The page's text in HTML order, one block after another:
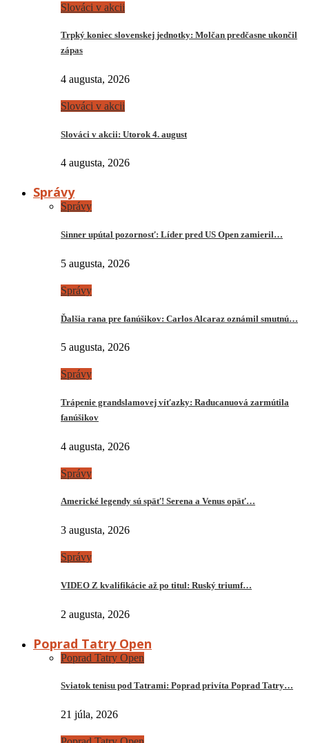
Slováci v akcii
Trpký koniec slovenskej jednotky: Molčan predčasne ukončil
zápas
4 augusta, 2026
Slováci v akcii
Slováci v akcii: Utorok 4. august
4 augusta, 2026
Správy
Správy
Sinner upútal pozornosť: Líder pred US Open zamieril…
5 augusta, 2026
Správy
Ďalšia rana pre fanúšikov: Carlos Alcaraz oznámil smutnú…
5 augusta, 2026
Správy
Trápenie grandslamovej víťazky: Raducanuová zarmútila
fanúšikov
4 augusta, 2026
Správy
Americké legendy sú späť! Serena a Venus opäť…
3 augusta, 2026
Správy
VIDEO Z kvalifikácie až po titul: Ruský triumf…
2 augusta, 2026
Poprad Tatry Open
Poprad Tatry Open
Sviatok tenisu pod Tatrami: Poprad privíta Poprad Tatry…
21 júla, 2026